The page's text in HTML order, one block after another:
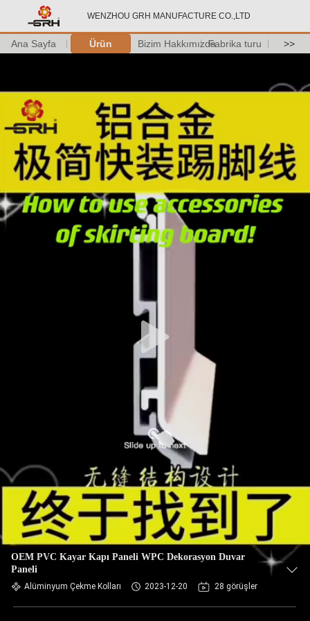
WENZHOU GRH MANUFACTURE CO.,LTD
Ana Sayfa Ürün Bizim HakkımızdaFabrika turu >>
OEM PVC Kayar Kapı Paneli WPC Dekorasyon Duvar
Paneli
Alüminyum Çekme Kolları 2023-12-20 28 görüşler